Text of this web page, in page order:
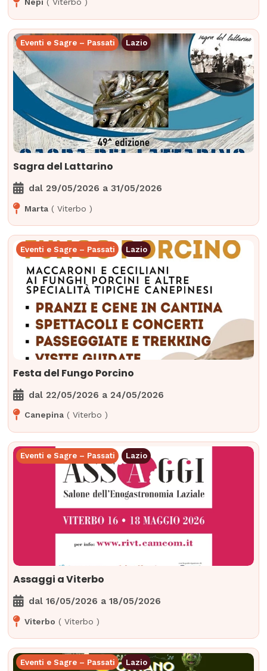
Nepi (Viterbo )
Eventi e Sagre – Passati Lazio
Sagra del Lattarino
dal29/05/2026 a 31/05/2026
Marta (Viterbo )
Eventi e Sagre – Passati Lazio
Festa del Fungo Porcino
dal22/05/2026 a 24/05/2026
Canepina (Viterbo )
Eventi e Sagre – Passati Lazio
Assaggi a Viterbo
dal16/05/2026 a 18/05/2026
Viterbo (Viterbo )
Eventi e Sagre – Passati Lazio